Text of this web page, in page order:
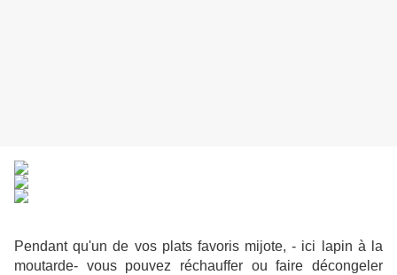
Pendant qu'un de vos plats favoris mijote, - ici lapin à la
moutarde- vous pouvez réchauffer ou faire décongeler